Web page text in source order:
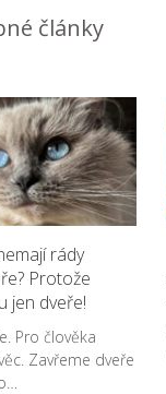
články
rády
Protože
jen dveře!
Pro člověka
Zavřeme dveře